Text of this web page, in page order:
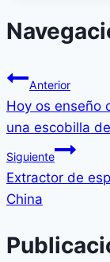
Anterior
Hoy os enseño
una escobilla
Siguiente
Extractor de
China